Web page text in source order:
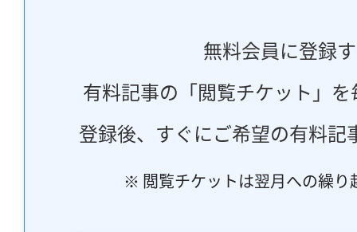
無料会員に登録
有料記事の「閲覧チケット」
登録後、すぐにご希望の有料記
※ 閲覧チケットは翌月への繰り